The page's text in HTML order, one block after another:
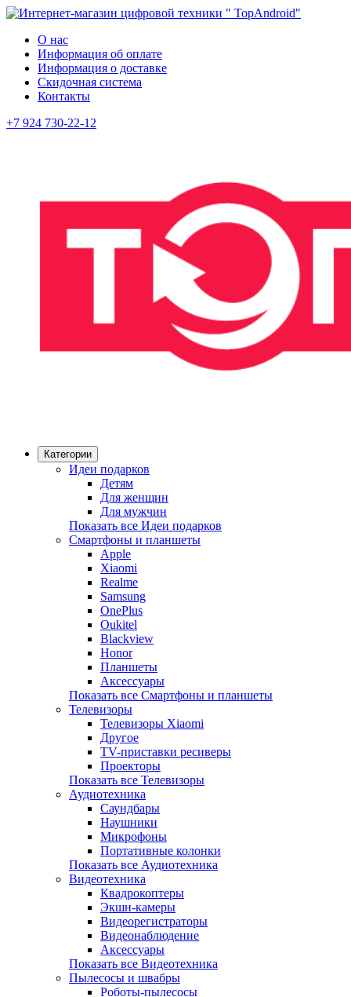
О нас
Информация об оплате
Информация о доставке
Скидочная система
Контакты
+7 924 730-22-12
Категории
Идеи подарков
Детям
Для женщин
Для мужчин
Показать все Идеи подарков
Смартфоны и планшеты
Apple
Xiaomi
Realme
Samsung
OnePlus
Oukitel
Blackview
Honor
Планшеты
Аксессуары
Показать все Смартфоны и планшеты
Телевизоры
Телевизоры Xiaomi
Другое
TV-приставки ресиверы
Проекторы
Показать все Телевизоры
Аудиотехника
Саундбары
Наушники
Микрофоны
Портативные колонки
Показать все Аудиотехника
Видеотехника
Квадрокоптеры
Экшн-камеры
Видеорегистраторы
Видеонаблюдение
Аксессуары
Показать все Видеотехника
Пылесосы и швабры
Роботы-пылесосы